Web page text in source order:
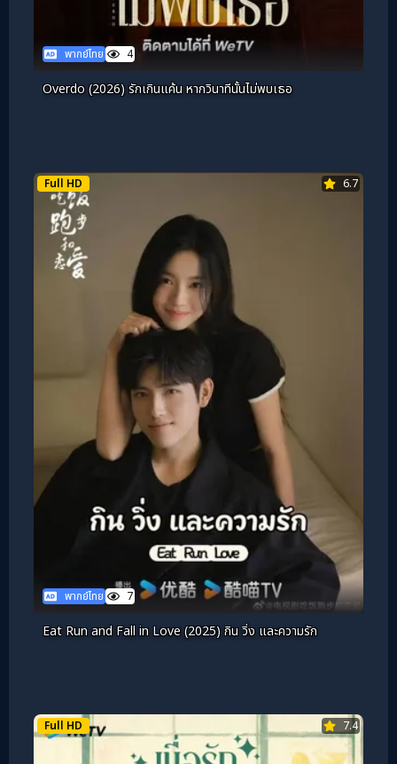
พากย์ไทย 4
Overdo (2026) รักเกินแค้น หากวินาทีนั้นไม่พบเธอ
Full HD 6.7
พากย์ไทย 7
Eat Run and Fall in Love (2025) กิน วิ่ง และความรัก
Full HD 7.4